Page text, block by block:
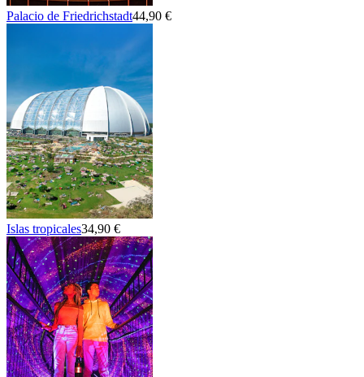
Palacio de Friedrichstadt44,90 €
Islas tropicales34,90 €